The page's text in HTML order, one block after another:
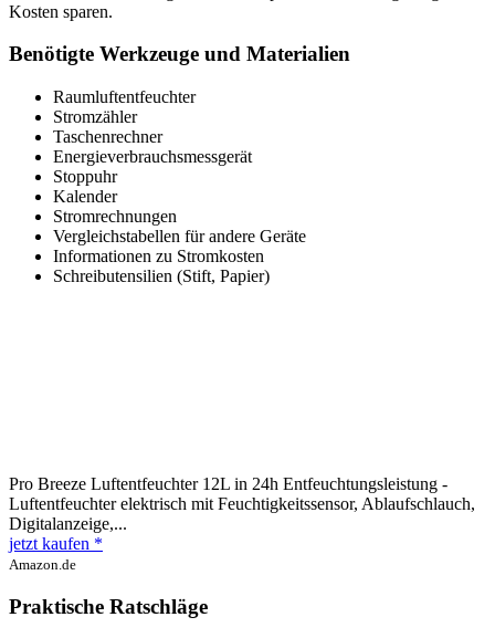
Kosten sparen.
Benötigte Werkzeuge und Materialien
Raumluftentfeuchter
Stromzähler
Taschenrechner
Energieverbrauchsmessgerät
Stoppuhr
Kalender
Stromrechnungen
Vergleichstabellen für andere Geräte
Informationen zu Stromkosten
Schreibutensilien (Stift, Papier)
Pro Breeze Luftentfeuchter 12L in 24h Entfeuchtungsleistung -
Luftentfeuchter elektrisch mit Feuchtigkeitssensor, Ablaufschlauch,
Digitalanzeige,...
jetzt kaufen *
Amazon.de
Praktische Ratschläge